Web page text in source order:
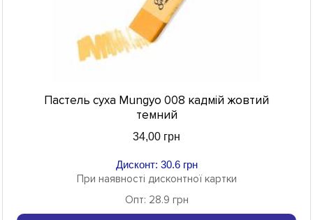
Пастель суха Mungyo 008 кадмій жовтий
темний
34,00 грн
Дисконт: 30.6 грн
При наявності дисконтної картки
Опт: 28.9 грн